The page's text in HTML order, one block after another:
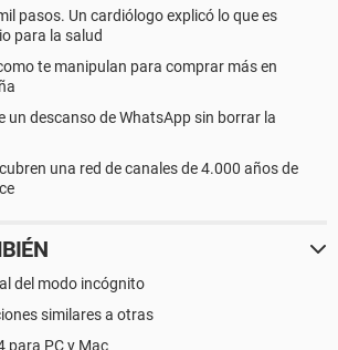
pasos. Un cardiólogo explicó lo que es
para la salud
te manipulan para comprar más en
un descanso de WhatsApp sin borrar la
una red de canales de 4.000 años de
del modo incógnito
similares a otras
para PC y Mac